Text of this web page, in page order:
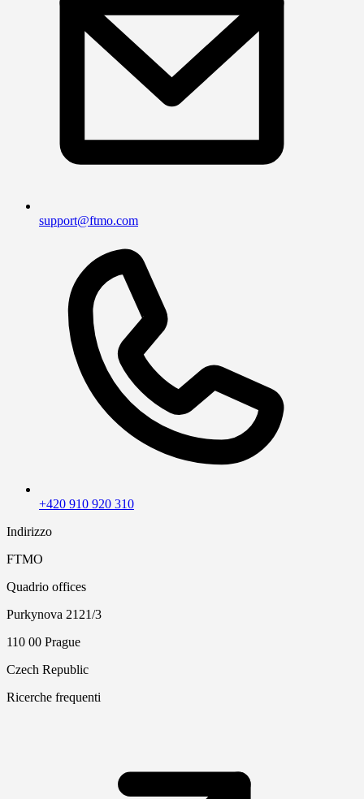
support@ftmo.com
+420 910 920 310
Indirizzo
FTMO
Quadrio offices
Purkynova 2121/3
110 00 Prague
Czech Republic
Ricerche frequenti